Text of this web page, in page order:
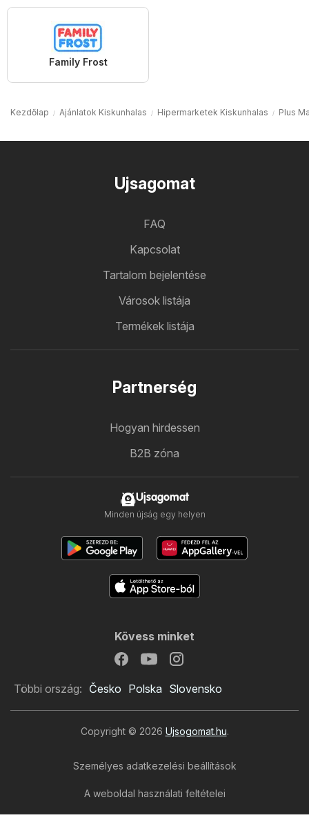
Family Frost
Kezdőlap Ajánlatok Kiskunhalas Hipermarketek Kiskunhalas Plus
Ujsagomat
FAQ
Kapcsolat
Tartalom bejelentése
Városok listája
Termékek listája
Partnerség
Hogyan hirdessen
B2B zóna
Ujsagomat
Minden újság egy helyen
Kövess minket
Többi ország: Česko Polska Slovensko
Copyright © 2026 Ujsogomat.hu.
Személyes adatkezelési beállítások
A weboldal használati feltételei